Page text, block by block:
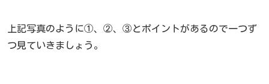
上記写真のように①、②、③とポイントがあるので一つず
つ見ていきましょう。